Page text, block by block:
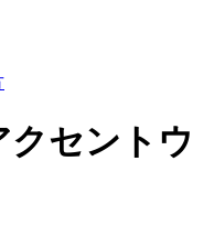
クセントウ